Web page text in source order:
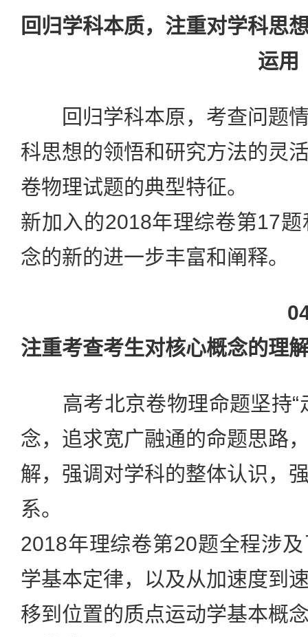
回归学科本质，注重对学科思
运用
回归学科本原，考查问题情
科思想的领悟和研究方法的灵
卷物理试题的典型特征。
新加入的2018年理综卷第17
念的新的进一步丰富和阐释。
注重考查考生对核心概念的理
高考北京卷物理命题坚持“
念，追求宽广融通的命题思路
解，强调对学科的整体认识，
系。
2018年理综卷第20题全程涉
学基本定律，以及从加速度到
移到位置的质点运动学基本概